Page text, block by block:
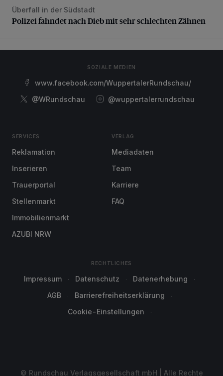
Polizei fahndet nach Dieb mit sehr schlechten Zähnen
Überfall in der Südstadt
Polizei fahndet nach Dieb mit sehr schlechten Zähnen
SOZIALE MEDIEN
www.facebook.com/WuppertalerRundschau/
@WRundschau
@wuppertalerrundschau
SERVICES
Reklamation
Inserieren
Trauerportal
Stellenmarkt
Immobilienmarkt
AZUBI NRW
VERLAG
Mediadaten
Team
Karriere
FAQ
RECHTLICHES
Impressum Datenschutz
Datenerhebung
AGB
Barrierefreiheitserklärung
Cookie-Einstellungen
© Rundschau Verlagsgesellschaft mbH | Alle Rechte